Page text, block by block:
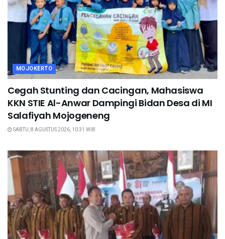
MOJOKERTO
Cegah Stunting dan Cacingan, Mahasiswa
KKN STIE Al-Anwar Dampingi Bidan Desa di MI
Salafiyah Mojogeneng
SABTU, 8 AGUSTUS 2026, 10:31 WIB